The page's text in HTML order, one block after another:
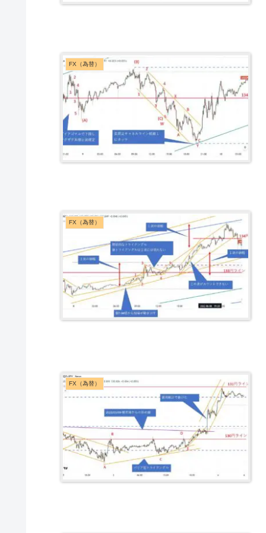
FX（為替）
FX（為替）
FX（為替）